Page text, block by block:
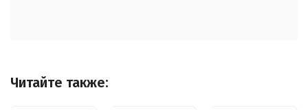
Читайте также: